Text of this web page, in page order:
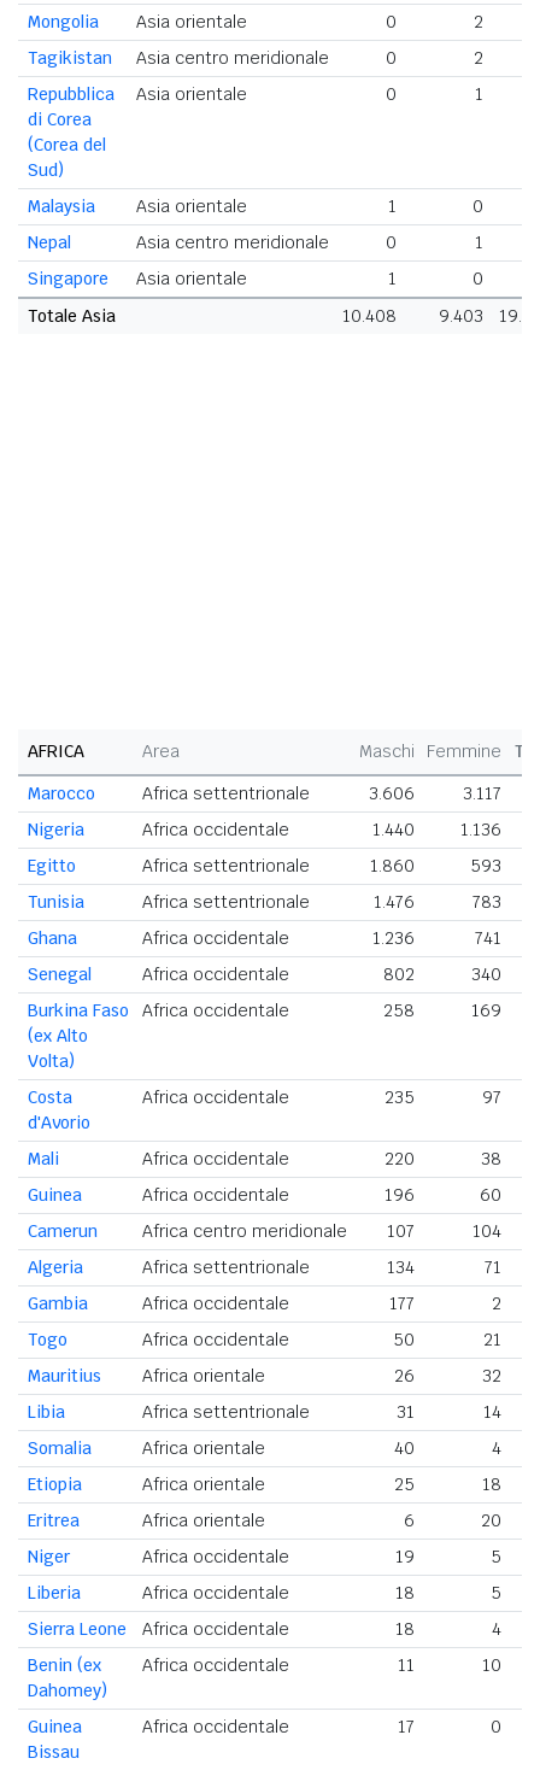
Mongolia
Asia orientale 0
2
Tagikistan
Asia centro meridionale 0
2
Repubblica
di Corea
(Corea del
Sud)
Asia orientale 0 1
Malaysia Asia orientale 1
0
Nepal
Asia centro meridionale 0
1
Singapore
Asia orientale 1
0
Totale Asia
10.408 9.403
AFRICA Area Maschi Femmine
Marocco
Africa settentrionale 3.606 3.117
Nigeria
Africa occidentale 1.440 1.136
Egitto
Africa settentrionale 1.860 593
Tunisia
Africa settentrionale 1.476 783
Ghana
Africa occidentale 1.236 741
Senegal
Africa occidentale 802 340
Burkina Faso
(ex Alto
Volta)
Africa occidentale 258 169
Costa
d'Avorio
Africa occidentale 235 97
Mali Africa occidentale 220 38
Guinea
Africa occidentale 196 60
Camerun
Africa centro meridionale 107
104
Algeria
Africa settentrionale 134 71
Gambia
Africa occidentale 177
2
Togo
Africa occidentale 50
21
Mauritius
Africa orientale 26
32
Libia
Africa settentrionale 31
14
Somalia
Africa orientale 40
4
Etiopia
Africa orientale 25
18
Eritrea
Africa orientale 6
20
Niger
Africa occidentale 19
5
Liberia
Africa occidentale 18
5
Sierra Leone
Africa occidentale 18
4
Benin (ex
Dahomey)
Africa occidentale 11 10
Guinea
Bissau
Africa occidentale 17 0